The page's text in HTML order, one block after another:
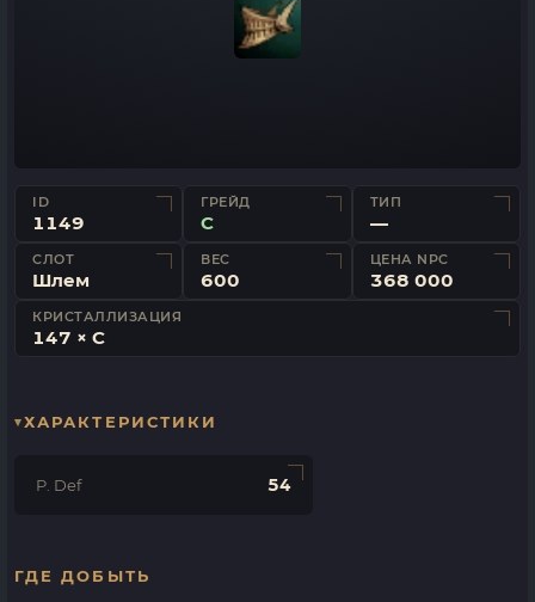
ID
1149
ГРЕЙД
C
ТИП
—
СЛОТ
Шлем
ВЕС
600
ЦЕНА NPC
368 000
КРИСТАЛЛИЗАЦИЯ
147 × C
ХАРАКТЕРИСТИКИ
P. Def 54
ГДЕ ДОБЫТЬ